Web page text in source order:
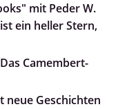
mit Peder W.
ein heller Stern,
Camembert-
neue Geschichten